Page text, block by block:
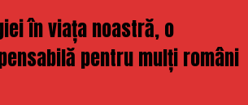
în viața noastră, o
pentru mulți români